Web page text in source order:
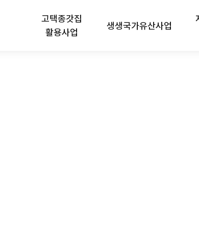
고택종갓집
활용사업
생생국가유산사업